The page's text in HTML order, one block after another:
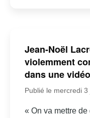
Jean-Noël
violemment
dans une
Publié le mercredi
« On va mettre